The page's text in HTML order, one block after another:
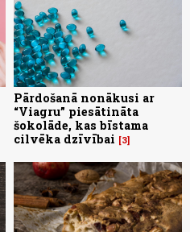
Pārdošanā nonākusi ar
“Viagru” piesātināta
šokolāde, kas bīstama
cilvēka dzīvībai
3